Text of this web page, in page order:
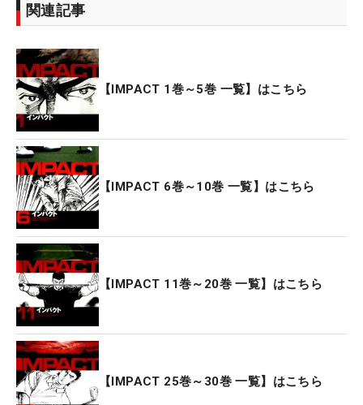
関連記事
【IMPACT 1巻～5巻 一覧】はこちら
【IMPACT 6巻～10巻 一覧】はこちら
【IMPACT 11巻～20巻 一覧】はこちら
【IMPACT 25巻～30巻 一覧】はこちら